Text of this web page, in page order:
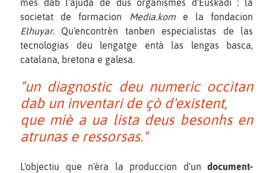
societat de formacion
Media.kome la fondacion
Elhuyar. Qu'encontrèn tanben especialistas de las
tecnologias deu lengatge entà las lengas basca,
catalana, bretona e galesa.
"un diagnostic deu numeric occitan
dab un inventari de çò d'existent,
que miè a ua lista deus besonhs en
atrunas e ressorsas."
L'objectiu que n'èra la produccion d'un document-